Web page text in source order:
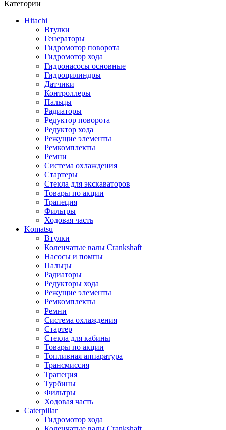
Категории
Hitachi
Втулки
Генераторы
Гидромотор поворота
Гидромотор хода
Гидронасосы основные
Гидроцилиндры
Датчики
Контроллеры
Пальцы
Радиаторы
Редуктор поворота
Редуктор хода
Режущие элементы
Ремкомплекты
Ремни
Система охлаждения
Стартеры
Стекла для экскаваторов
Товары по акции
Трапеция
Фильтры
Ходовая часть
Komatsu
Втулки
Коленчатые валы Crankshaft
Насосы и помпы
Пальцы
Радиаторы
Редукторы хода
Режущие элементы
Ремкомплекты
Ремни
Система охлаждения
Стартер
Стекла для кабины
Товары по акции
Топливная аппаратура
Трансмиссия
Трапеция
Турбины
Фильтры
Ходовая часть
Caterpillar
Гидромотор хода